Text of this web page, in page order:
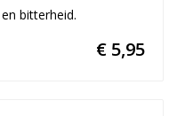
bitterheid.
€ 5,95